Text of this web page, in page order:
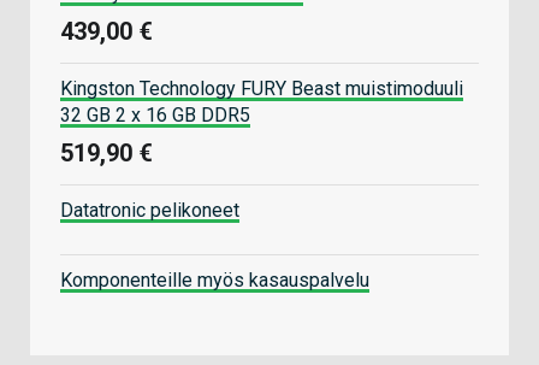
439,00 €
Kingston Technology FURY Beast muistimoduuli
32 GB 2 x 16 GB DDR5
519,90 €
Datatronic pelikoneet
Komponenteille myös kasauspalvelu